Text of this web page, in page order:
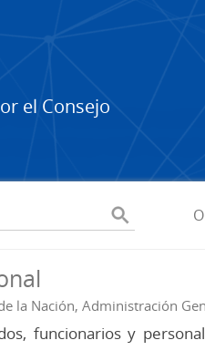
el Consejo
la Nación, Administración
funcionarios y